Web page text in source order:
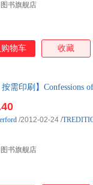
书旗舰店
物车 收藏
按需印刷】Confessions
书旗舰店
/2012-02-24 /